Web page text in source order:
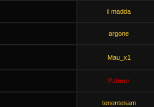
il madda
argone
Mau_x1
Palmer
tenentesam